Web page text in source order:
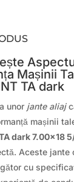
Mașinii
TA dark
unor jante aliaj
mașinii
dark 7.00×18
Aceste jante
cu